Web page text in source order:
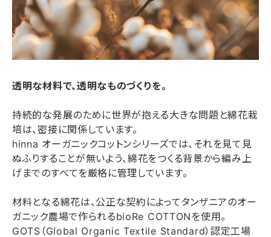
透明な材料で、透明なものづくりを。
持続的な発展のために世界が抱える大きな問題と綿花栽
培は、密接に関係しています。
hinna オーガニックコットンシリーズでは、それを見て見
ぬふりすることが無いよう、綿花をつくる背景から編み上
げまでのすべてを厳格に管理しています。
材料となる綿花は、公正な契約によってタンザニアのオー
ガニック農場で作られるbioRe COTTONを使用。
GOTS（Global Organic Textile Standard）認定工場